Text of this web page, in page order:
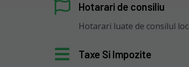
Hotarari de consiliu
Hotarari luate de consilul
Taxe Si Impozite